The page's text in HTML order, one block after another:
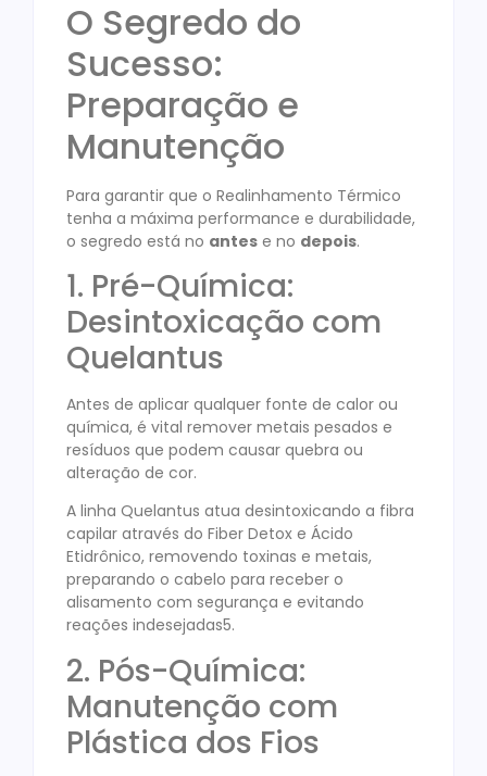
O Segredo do
Sucesso:
Preparação e
Manutenção
Para garantir que o Realinhamento Térmico
tenha a máxima performance e durabilidade,
o segredo está no antes e no depois.
1. Pré-Química:
Desintoxicação com
Quelantus
Antes de aplicar qualquer fonte de calor ou
química, é vital remover metais pesados e
resíduos que podem causar quebra ou
alteração de cor.
A linha Quelantus atua desintoxicando a fibra
capilar através do Fiber Detox e Ácido
Etidrônico, removendo toxinas e metais,
preparando o cabelo para receber o
alisamento com segurança e evitando
reações indesejadas5.
2. Pós-Química:
Manutenção com
Plástica dos Fios